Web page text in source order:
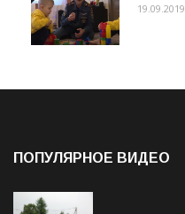
19.09.2019
ПОПУЛЯРНОЕ ВИДЕО